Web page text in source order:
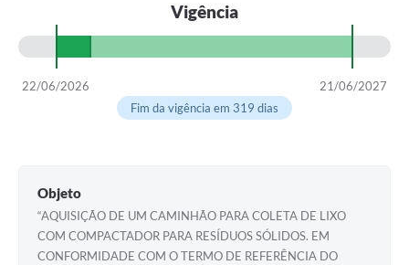
Vigência
22/06/2026
21/06/2027
Fim da vigência em 319 dias
Objeto
“AQUISIÇÃO DE UM CAMINHÃO PARA COLETA DE LIXO
COM COMPACTADOR PARA RESÍDUOS SÓLIDOS. EM
CONFORMIDADE COM O TERMO DE REFERÊNCIA DO